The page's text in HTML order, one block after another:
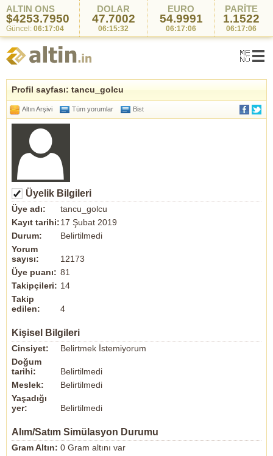
ALTIN ONS
$4253.7950
Güncel: 06:17:04
DOLAR
47.7002
06:15:32
EURO
54.9991
06:17:06
PARİTE
1.1522
06:17:06
Profil sayfası: tancu_golcu
Altın Arşivi Tüm yorumlar Bist
Üyelik Bilgileri
Üye adı:
tancu_golcu
Kayıt tarihi:17 Şubat 2019
Durum:
Belirtilmedi
Yorum
sayısı:
12173
Üye puanı: 81
Takipçileri: 14
Takip
edilen:
4
Kişisel Bilgileri
Cinsiyet:
Belirtmek İstemiyorum
Doğum
tarihi:
Belirtilmedi
Meslek:
Belirtilmedi
Yaşadığı
yer:
Belirtilmedi
Alım/Satım Simülasyon Durumu
Gram Altın: 0 Gram altını var